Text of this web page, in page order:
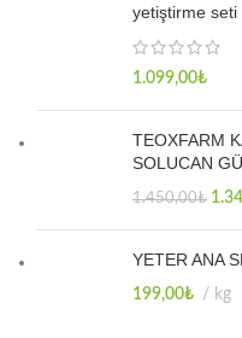
yetiştirme seti
1.099,00₺
TEOXFARM
SOLUCAN
1.450,00₺
YETER ANA
199,00₺ kg